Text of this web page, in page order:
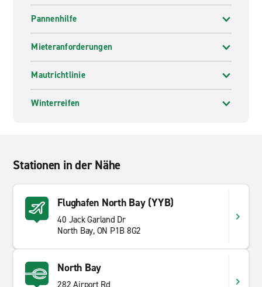
Pannenhilfe
Mieteranforderungen
Mautrichtlinie
Winterreifen
Stationen in der Nähe
Flughafen North Bay (YYB)
40 Jack Garland Dr
North Bay, ON P1B 8G2
North Bay
282 Airport Rd